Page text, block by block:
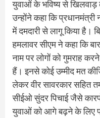
युवाओं के भविष्य से खिलवाड़
उन्होंने कहा कि प्रधानमंत्री
में दमदारी से लागू किया है।
हमलावर सीएम ने कहा कि
नाम पर लोगों को गुमराह
हैं। इनसे कोई उम्मीद मत
लेकर वीर सावरकार सहित
सीईओ सुंदर पिचाई जैसे
युवाओं को आगे बढ़ने के लिए